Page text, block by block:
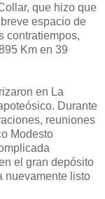
que hizo que
espacio de
contratiempos,
Km en 39
en La
Durante
reuniones
Modesto
el gran depósito
nuevamente listo